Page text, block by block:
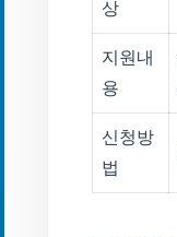
상
지원내
용
신청방
법